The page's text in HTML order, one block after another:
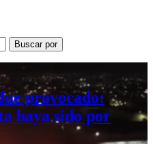
Buscar por
provocado:
haya sido por